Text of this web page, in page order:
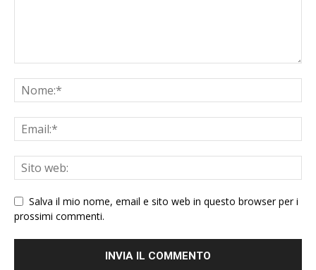
Salva il mio nome, email e sito web in questo browser per i
prossimi commenti.